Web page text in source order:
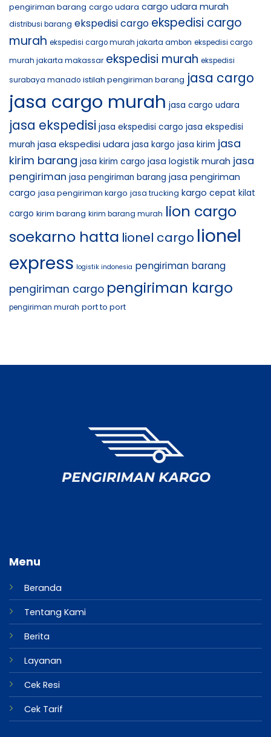
pengiriman barang cargo udara cargo udara murah
distribusi barang ekspedisi cargo ekspedisi cargo
murah ekspedisi cargo murah jakarta ambon ekspedisi cargo
murah jakarta makassar ekspedisi murah ekspedisi
surabaya manado istilah pengiriman barang jasa cargo
jasa cargo murah jasa cargo udara
jasa ekspedisi jasa ekspedisi cargo jasa ekspedisi
murah jasa ekspedisi udara jasa kargo jasa kirim jasa
kirim barang jasa kirim cargo jasa logistik murah jasa
pengiriman jasa pengiriman barang jasa pengiriman
cargo jasa pengiriman kargo jasa trucking kargo cepat kilat
cargo kirim barang kirim barang murah lion cargo
soekarno hatta lionel cargo lionel
express logistik indonesia pengiriman barang
pengiriman cargo pengiriman kargo
pengiriman murah port to port
Menu
Beranda
Tentang Kami
Berita
Layanan
Cek Resi
Cek Tarif